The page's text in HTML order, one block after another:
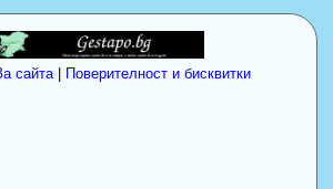
сайта| Поверителност и бисквитки